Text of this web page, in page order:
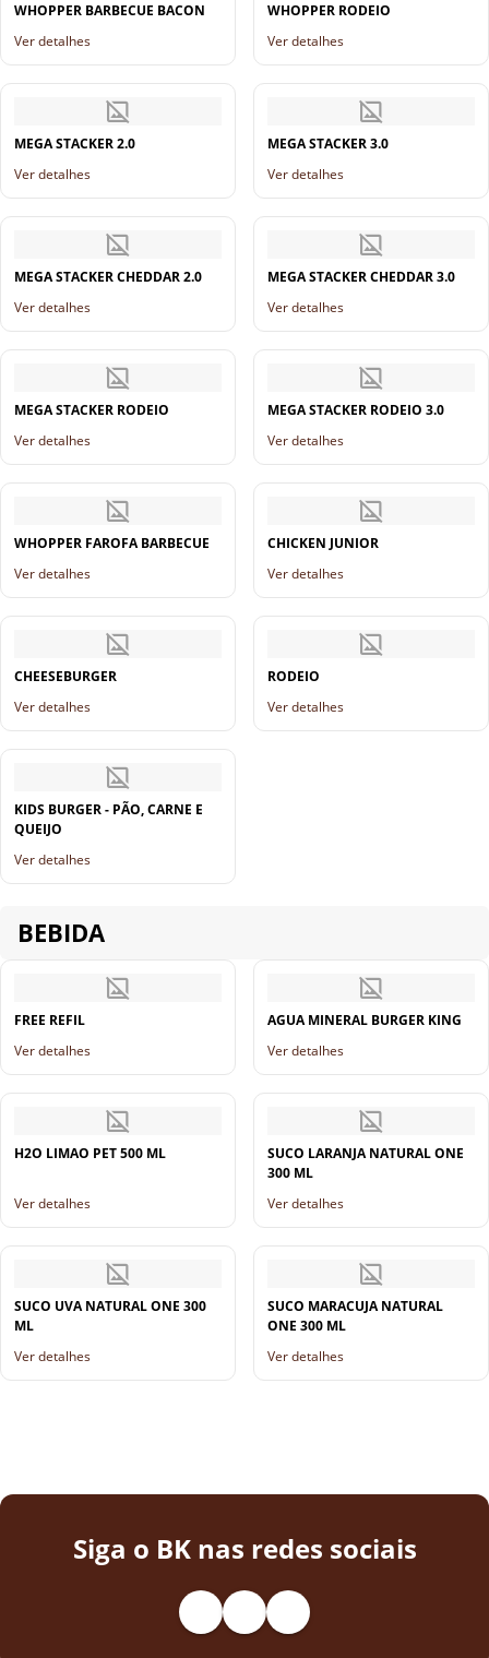
WHOPPER BARBECUE BACON
Ver detalhes
WHOPPER RODEIO
Ver detalhes
MEGA STACKER 2.0
Ver detalhes
MEGA STACKER 3.0
Ver detalhes
MEGA STACKER CHEDDAR 2.0
Ver detalhes
MEGA STACKER CHEDDAR 3.0
Ver detalhes
MEGA STACKER RODEIO
Ver detalhes
MEGA STACKER RODEIO 3.0
Ver detalhes
WHOPPER FAROFA BARBECUE
Ver detalhes
CHICKEN JUNIOR
Ver detalhes
CHEESEBURGER
Ver detalhes
RODEIO
Ver detalhes
KIDS BURGER - PÃO, CARNE E
QUEIJO
Ver detalhes
BEBIDA
FREE REFIL
Ver detalhes
AGUA MINERAL BURGER KING
Ver detalhes
H2O LIMAO PET 500 ML
Ver detalhes
SUCO LARANJA NATURAL ONE
300 ML
Ver detalhes
SUCO UVA NATURAL ONE 300
ML
Ver detalhes
SUCO MARACUJA NATURAL
ONE 300 ML
Ver detalhes
Siga o BK nas redes sociais